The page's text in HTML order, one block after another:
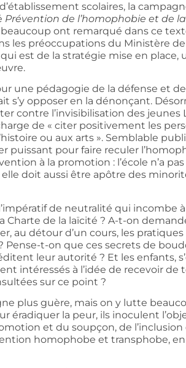
scolaires, la
Prévention de l’homophobie et de la
beaucoup ont remarqué dans ce
les préoccupations du Ministère de
est de la stratégie mise en place,
une pédagogie de la défense et
s’y opposer en la dénonçant.
contre l’invisibilisation des jeunes
de « citer positivement les
ou aux arts ». Semblable
puissant pour faire reculer
à la promotion : l’école n’a pas
doit aussi être apôtre des
de neutralité qui incombe à
de la laïcité ? A-t-on
au détour d’un cours, les pratiques
Pense-t-on que ces secrets de
leur autorité ? Et les enfants,
intéressés à l’idée de recevoir de
sur ce point ?
plus guère, mais on y lutte
éradiquer la peur, ils inoculent
et du soupçon, de l’inclusion
homophobe et transphobe,